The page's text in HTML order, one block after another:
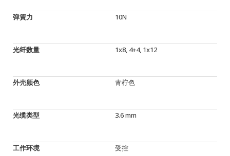
弹簧力 10N
光纤数量 1x8, 4+4, 1x12
外壳颜色 青柠色
光缆类型 3.6 mm
工作环境 受控